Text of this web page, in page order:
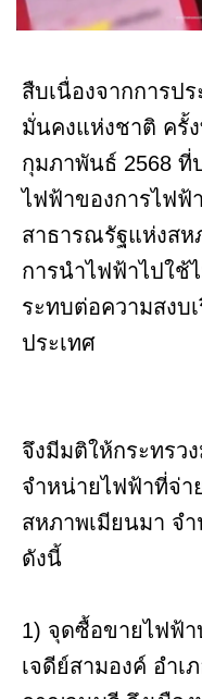
สืบเนื่องจากการป
มั่นคงแห่งชาติ ครั้
กุมภาพันธ์ 2568 ที่
ไฟฟ้าของการไฟฟ้
สาธารณรัฐแห่งส
การนำไฟฟ้าไปใช้
ระทบต่อความสงบ
ประเทศ
จึงมีมติให้กระทรว
จำหน่ายไฟฟ้าที่จ่า
สหภาพเมียนมา จ
ดังนี้
1) จุดซื้อขายไฟฟ้
เจดีย์สามองค์ อำเ